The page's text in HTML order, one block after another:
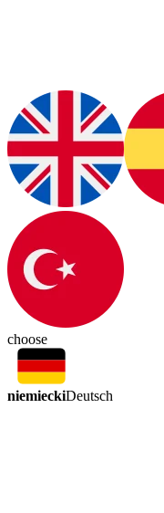
choose
niemieckiDeutsch